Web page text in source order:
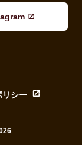
リシー